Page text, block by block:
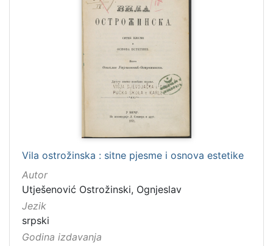
Vila ostrožinska : sitne pjesme i osnova estetike
Autor
Utješenović Ostrožinski, Ognjeslav
Jezik
srpski
Godina izdavanja